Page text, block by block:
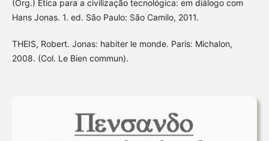
(Org.) Ética para a civilização tecnológica: em diálogo com
Hans Jonas. 1. ed. São Paulo: São Camilo, 2011.
THEIS, Robert. Jonas: habiter le monde. Paris: Michalon,
2008. (Col. Le Bien commun).